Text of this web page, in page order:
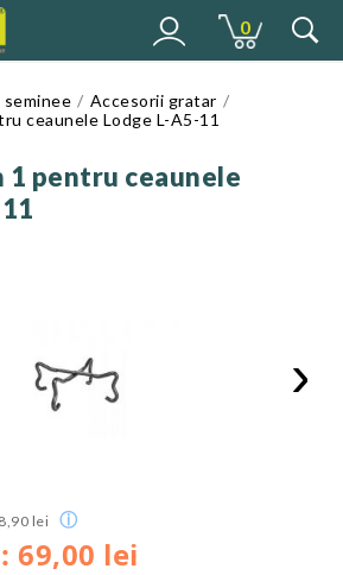
0
Accesorii gratar
ceaunele Lodge L-A5-11
1 pentru ceaunele
›
69,00 lei
lei ⓘ